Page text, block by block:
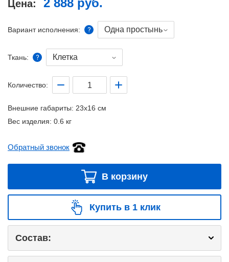
Цена: 2 888 руб.
Вариант исполнения: Одна простынь
Ткань: Клетка
Количество:
Внешние габариты: 23x16 см
Вес изделия: 0.6 кг
Обратный звонок
В корзину
Купить в 1 клик
Состав: